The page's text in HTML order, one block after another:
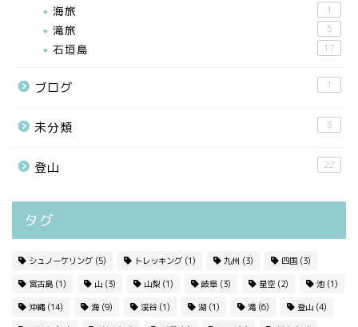
海旅 1
滝旅 5
石垣島 17
ブログ 1
未分類 3
登山 22
タグ
シュノーケリング (5) トレッキング (1) 九州 (3) 四国 (3)
宮古島 (1) 山 (3) 山梨 (1) 岐阜 (3) 星空 (2) 池 (1)
沖縄(14) 海 (9) 渓谷 (1) 湖 (1) 滝 (6) 登山 (4)